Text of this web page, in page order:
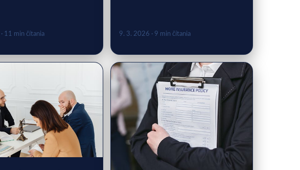
· 11 min čítania 9. 3. 2026 · 9 min čítania